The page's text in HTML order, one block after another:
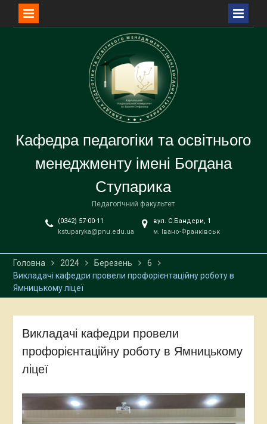
Кафедра педагогіки та освітнього
менеджменту імені Богдана
Ступарика
Педагогічний факультет
(0342) 57-00-11
kstuparyka@pnu.edu.ua
вул. С.Бандери, 1
м. Івано-Франківськ
Головна 2024 Березень
6
Викладачі кафедри провели профорієнтаційну роботу в
Ямницькому ліцеї
Викладачі кафедри провели
профорієнтаційну роботу в Ямницькому
ліцеї